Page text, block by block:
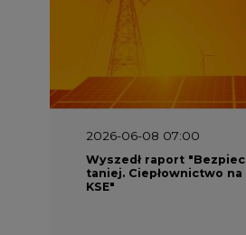
2026-06-08 07:00
Wyszedł raport
taniej. Ciepłownictwo
KSE"